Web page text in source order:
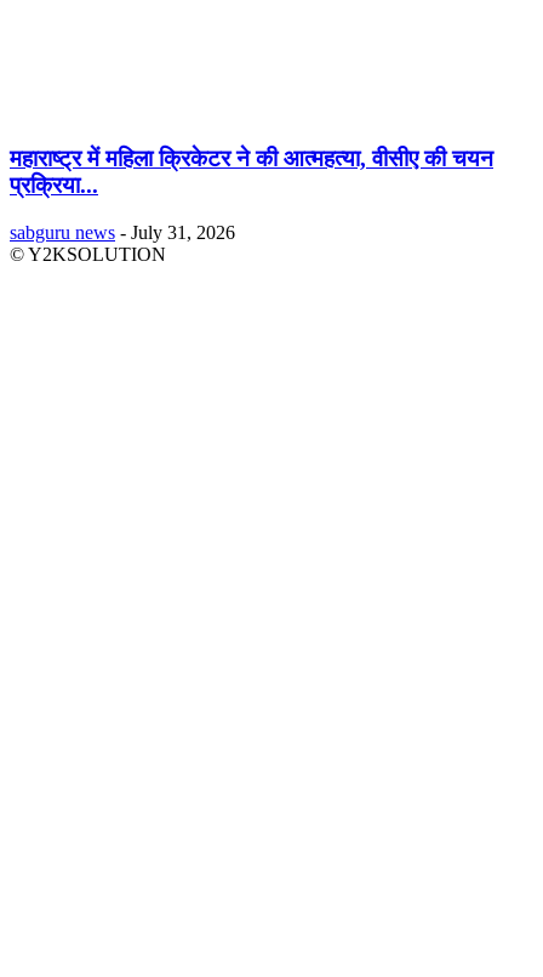
महाराष्ट्र में महिला क्रिकेटर ने की आत्महत्या, वीसीए की चयन
प्रक्रिया...
sabguru news - July 31, 2026
© Y2KSOLUTION